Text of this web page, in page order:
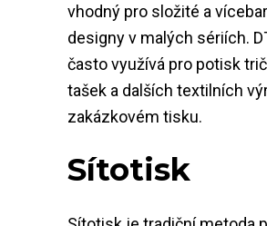
vhodný pro složité a
designy v malých sériích.
často využívá pro potisk
tašek a dalších textilních
zakázkovém tisku.
Sítotisk